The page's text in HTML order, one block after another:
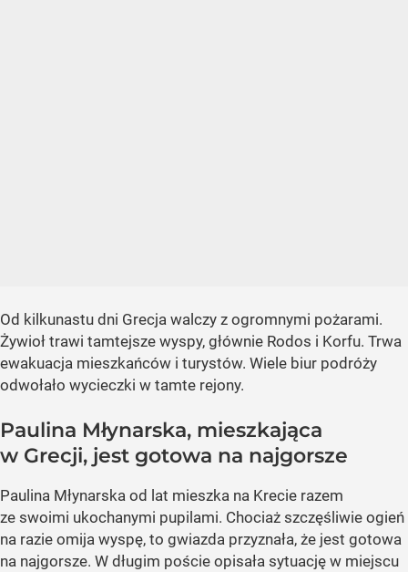
Od kilkunastu dni Grecja walczy z ogromnymi pożarami.
Żywioł trawi tamtejsze wyspy, głównie Rodos i Korfu. Trwa
ewakuacja mieszkańców i turystów. Wiele biur podróży
odwołało wycieczki w tamte rejony.
Paulina Młynarska, mieszkająca
w Grecji, jest gotowa na najgorsze
Paulina Młynarska od lat mieszka na Krecie razem
ze swoimi ukochanymi pupilami. Chociaż szczęśliwie ogień
na razie omija wyspę, to gwiazda przyznała, że jest gotowa
na najgorsze. W długim poście opisała sytuację w miejscu